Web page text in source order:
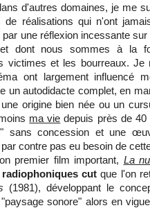
d'autres domaines, je me
de réalisations qui n'ont
par une réflexion incessante
et dont nous sommes à la
victimes et les bourreaux. Je
ont largement influencé
un autodidacte complet, en
origine bien née ou un
ma vie depuis près de
sans concession et une
contre pas eu besoin de
premier film important, La
cut que l'on
(1981), développant le
sonore" alors en